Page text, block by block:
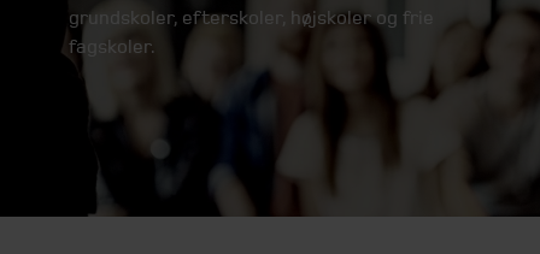
grundskoler, efterskoler, højskoler og frie
fagskoler.